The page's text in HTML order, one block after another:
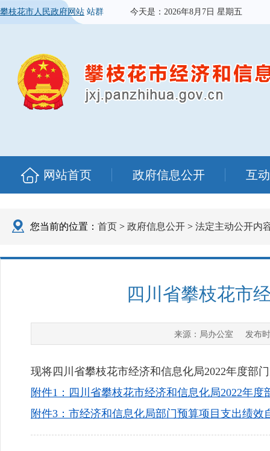
攀枝花市人民政府网站 站群 今天是： 2026年8月7日 星期五
网站首页 政府信息公开 互
您当前的位置： 首页 > 政府信息公开 > 法定主动公开内
四川省攀枝花市
来源： 局办公室 发布时
现将四川省攀枝花市经济和信息化局2022年度部
附件1：四川省攀枝花市经济和信息化局2022年
附件3：市经济和信息化局部门预算项目支出绩效